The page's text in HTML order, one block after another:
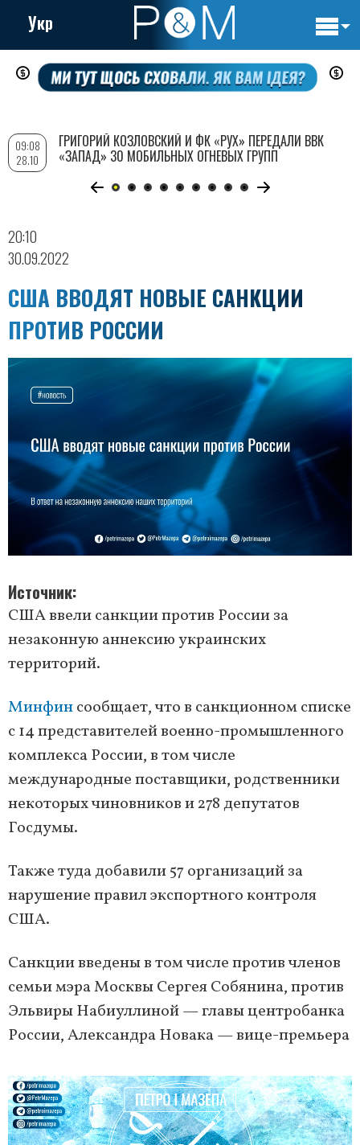
Перейти
содержанию
Укр
20:10
30.09.2022
США ВВОДЯТ НОВЫЕ САНКЦИИ
ПРОТИВ РОССИИ
Источник
США ввели санкции против России за
незаконную аннексию украинских
территорий.
Минфинсообщает, что в санкционном списке
с 14 представителей военно-промышленного
комплекса России, в том числе
международные поставщики, родственники
некоторых чиновников и 278 депутатов
Госдумы.
Также туда добавили 57 организаций за
нарушение правил экспортного контроля
США.
Санкции введены в том числе против членов
семьи мэра Москвы Сергея Собянина, против
Эльвиры Набиуллиной — главы центробанка
России, Александра Новака — вице-премьера
09:08
28.10
ГРИГОРИЙ КОЗЛОВСКИЙ И ФК «РУХ» ПЕРЕДАЛИ ВВК
«ЗАПАД» 30 МОБИЛЬНЫХ ОГНЕВЫХ ГРУПП